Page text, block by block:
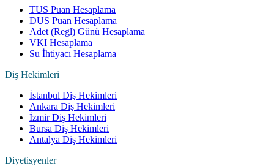
TUS Puan Hesaplama
DUS Puan Hesaplama
Adet (Regl) Günü Hesaplama
VKI Hesaplama
Su İhtiyacı Hesaplama
Diş Hekimleri
İstanbul Diş Hekimleri
Ankara Diş Hekimleri
İzmir Diş Hekimleri
Bursa Diş Hekimleri
Antalya Diş Hekimleri
Diyetisyenler